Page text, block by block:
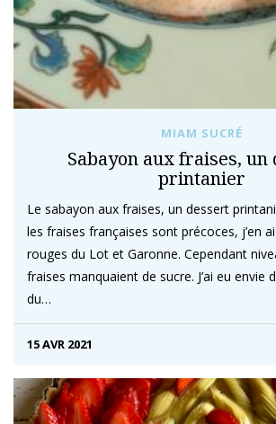
MIAM SUCRÉ
Sabayon aux fraises, un
printanier
Le sabayon aux fraises, un dessert
les fraises françaises sont précoces, j’en
rouges du Lot et Garonne. Cependant
fraises manquaient de sucre. J’ai eu envie
du…
15 AVR 2021